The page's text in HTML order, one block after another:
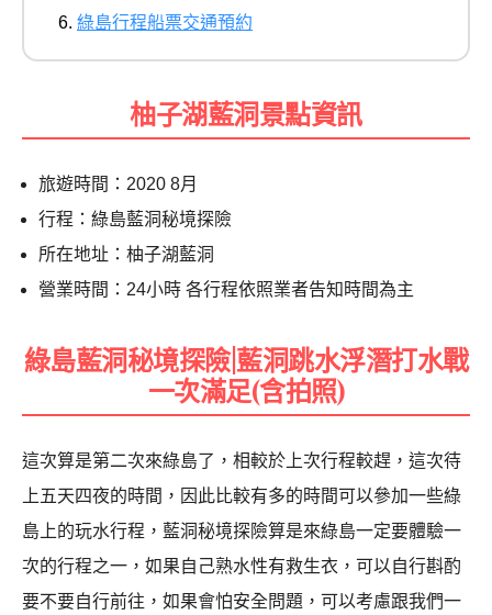
綠島行程船票交通預約
柚子湖藍洞景點資訊
旅遊時間：2020 8月
行程：綠島藍洞秘境探險
所在地址：柚子湖藍洞
營業時間：24小時 各行程依照業者告知時間為主
綠島藍洞秘境探險|藍洞跳水浮潛打水戰
一次滿足(含拍照)
這次算是第二次來綠島了，相較於上次行程較趕，這次待
上五天四夜的時間，因此比較有多的時間可以參加一些綠
島上的玩水行程，藍洞秘境探險算是來綠島一定要體驗一
次的行程之一，如果自己熟水性有救生衣，可以自行斟酌
要不要自行前往，如果會怕安全問題，可以考慮跟我們一